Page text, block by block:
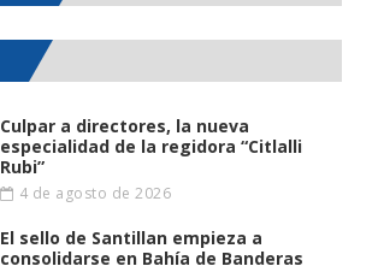
Culpar a directores, la nueva
especialidad de la regidora “Citlalli
Rubi”
4 de agosto de 2026
El sello de Santillan empieza a
consolidarse en Bahía de Banderas